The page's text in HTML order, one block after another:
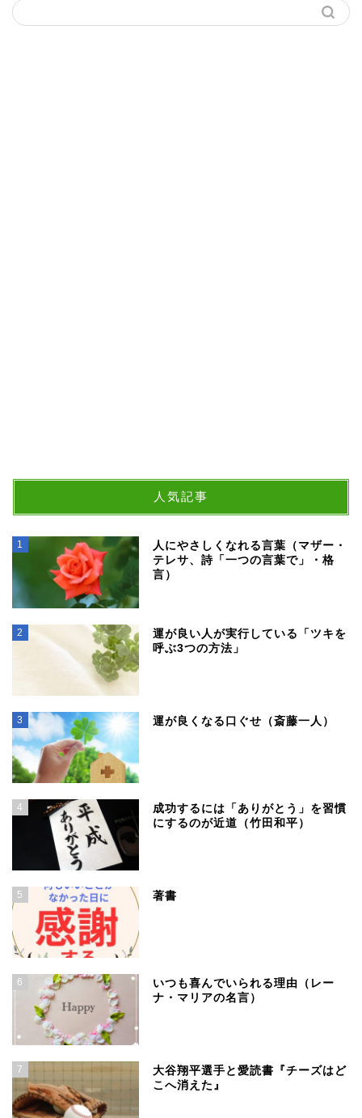
人気記事
1
人にやさしくなれる言葉（マザー・
テレサ、詩「一つの言葉で」・格
言）
2
運が良い人が実行している「ツキを
呼ぶ3つの方法」
3 運が良くなる口ぐせ（斎藤一人）
4
成功するには「ありがとう」を習慣
にするのが近道（竹田和平）
5 著書
6
いつも喜んでいられる理由（レー
ナ・マリアの名言）
7
大谷翔平選手と愛読書『チーズはど
こへ消えた』